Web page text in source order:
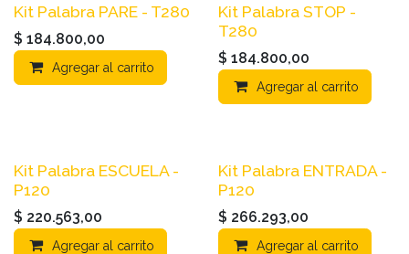
Kit Palabra PARE - T280
$ 184.800,00
Agregar al carrito
Kit Palabra STOP -
T280
$ 184.800,00
Agregar al carrito
Kit Palabra ESCUELA -
P120
$ 220.563,00
Agregar al carrito
Kit Palabra ENTRADA -
P120
$ 266.293,00
Agregar al carrito